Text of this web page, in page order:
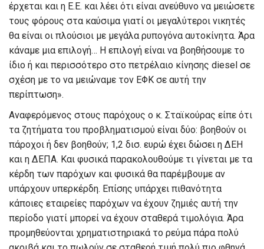
έρχεται και η Ε.Ε. και λέει ότι είναι ανεύθυνο να μειώσετε
τους φόρους στα καύσιμα γιατί οι μεγαλύτεροι νικητές
θα είναι οι πλούσιοι με μεγάλα ρυπογόνα αυτοκίνητα. Άρα
κάναμε μια επιλογή… Η επιλογή είναι να βοηθήσουμε το
ίδιο ή και περισσότερο στο πετρέλαιο κίνησης diesel σε
σχέση με το να μειώναμε τον ΕΦΚ σε αυτή την
περίπτωση».
Αναφερόμενος στους παρόχους ο κ. Σταϊκούρας είπε ότι
τα ζητήματα του προβληματισμού είναι δύο: βοηθούν οι
πάροχοι ή δεν βοηθούν; 1,2 δισ. ευρώ έχει δώσει η ΔΕΗ
και η ΔΕΠΑ. Και φυσικά παρακολουθούμε τι γίνεται με τα
κέρδη των παρόχων και φυσικά θα παρέμβουμε αν
υπάρχουν υπερκέρδη. Επίσης υπάρχει πιθανότητα
κάποιες εταιρείες παρόχων να έχουν ζημιές αυτή την
περίοδο γιατί μπορεί να έχουν σταθερά τιμολόγια. Άρα
προμηθεύονται χρηματιστηριακά το ρεύμα πάρα πολύ